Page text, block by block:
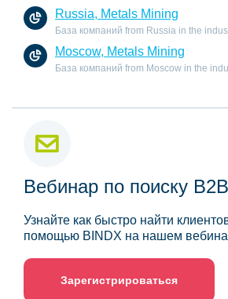
Russia, Metals Mining
База компаний from Russia in the
Moscow, Metals Mining
База компаний from Moscow in the
Вебинар по поиску
Узнайте как быстро найти
помощью BINDX на нашем
Зарегистрироваться